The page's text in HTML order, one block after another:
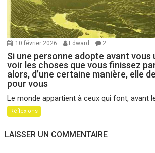
10 février 2026 Edward 2
Si une personne adopte avant vous
voir les choses que vous finissez
alors, d’une certaine manière, elle
pour vous
Le monde appartient à ceux qui font, avant
Réflexions
LAISSER UN COMMENTAIRE